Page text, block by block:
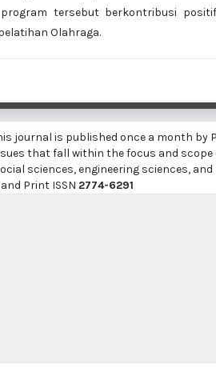
tersebut berkontribusi positif
Olahraga.
journal is published once a month by
that fall within the focus and
sciences, engineering sciences,
Print ISSN 2774-6291